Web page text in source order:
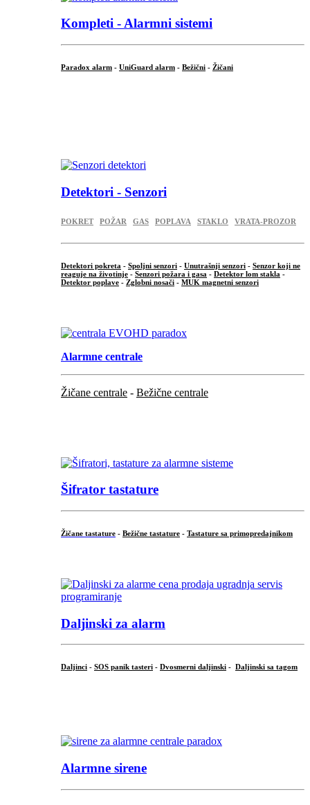
Kompleti - Alarmni sistemi
Paradox alarm - UniGuard alarm - Bežični - Žičani
Detektori - Senzori
POKRET POŽAR GAS POPLAVA STAKLO VRATA-PROZOR
Detektori pokreta - Spoljni senzori - Unutrašnji senzori - Senzor koji ne
reaguje na životinje - Senzori požara i gasa - Detektor lom stakla -
Detektor poplave - Zglobni nosači - MUK magnetni senzori
Alarmne centrale
Žičane centrale - Bežične centrale
Šifrator tastature
Žičane tastature - Bežične tastature - Tastature sa primopredajnikom
Daljinski za alarm
Daljinci - SOS panik tasteri - Dvosmerni daljinski - Daljinski sa tagom
Alarmne sirene